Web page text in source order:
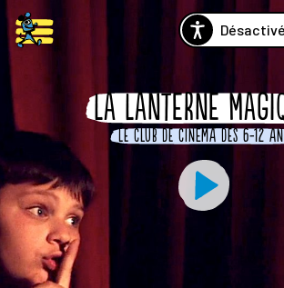
Désactivé
LA LANTERNE
Le club de cinéma des 6-12